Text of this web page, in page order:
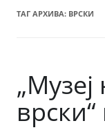
ТАГ АРХИВА: ВРСКИ